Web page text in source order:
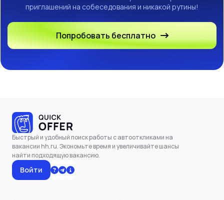
приглашений на собеседования и никакой рутины!
Попробовать бесплатно
Быстрый и удобный поиск работы с автооткликами на
вакансии hh.ru. Экономьте время и увеличивайте шансы
найти подходящую вакансию.
Войти